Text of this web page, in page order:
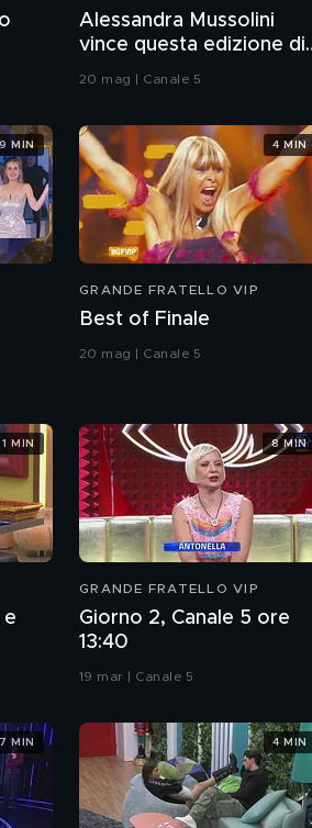
Alessandra Mussolini
vince questa edizione di
Grande Fratello VIP
20 mag | Canale 5
9 MIN
GRANDE FRATELLO VIP
Best of Finale
20 mag | Canale 5
4 MIN
e
1 MIN
GRANDE FRATELLO VIP
Giorno 2, Canale 5 ore
13:40
19 mar | Canale 5
8 MIN
MIN 4 MIN